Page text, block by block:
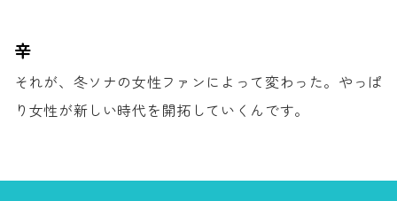
辛
それが、冬ソナの女性ファンによって変わった。 やっぱ
り女性が新しい時代を開拓していくんです。